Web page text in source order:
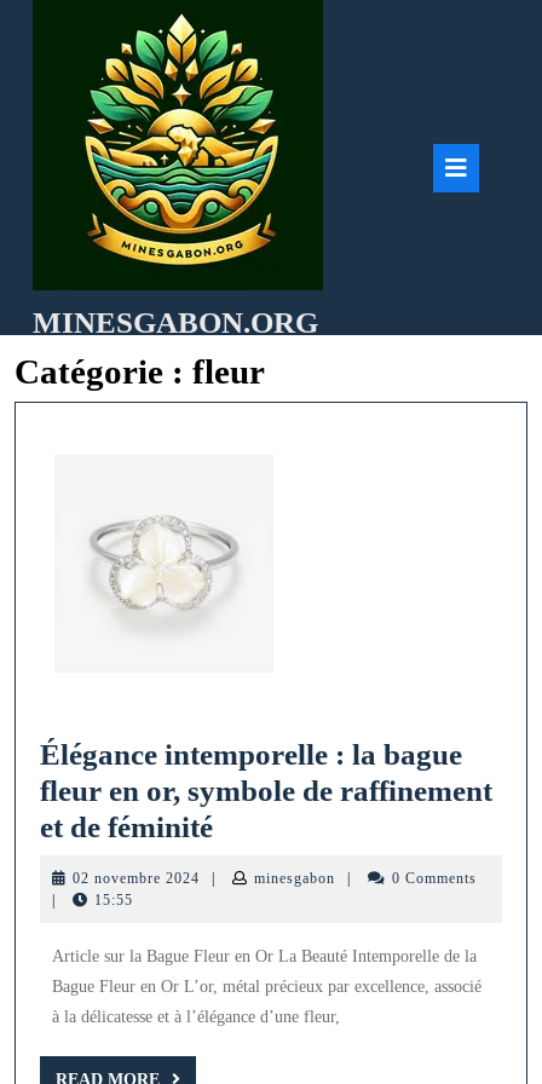
MINESGABON.ORG
Catégorie : fleur
Élégance intemporelle : la bague
fleur en or, symbole de raffinement
et de féminitéÉlégance
intemporelle
bague
fleur
02 novembre 2024 02
minesgabon minesgabon0 Comments
15:55
Article sur la Bague Fleur en Or La Beauté Intemporelle de la
Bague Fleur en Or L’or, métal précieux par excellence, associé
à la délicatesse et à l’élégance d’une fleur,
READ MORE
READ